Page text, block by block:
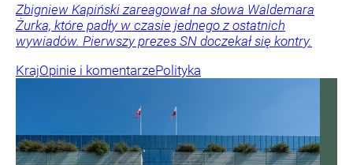
Zbigniew Kapiński zareagował na słowa Waldemara
Żurka, które padły w czasie jednego z ostatnich
wywiadów. Pierwszy prezes SN doczekał się kontry.
KrajOpinie i komentarzePolityka